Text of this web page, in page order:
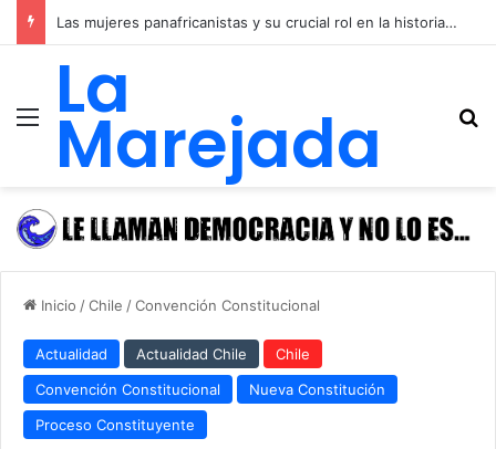
Las mujeres panafricanistas y su crucial rol en la historia de las luchas emancipadoras, igualitarias y anticolonialistas de África y de las y los afrodescendientes
MenúLa
Marejada
Inicio /Chile /Convención Constitucional
Actualidad Actualidad Chile
Chile
Convención Constitucional
Nueva Constitución
Proceso Constituyente